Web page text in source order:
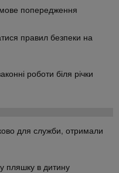
попередження
правил безпеки на
роботи біля річки
для служби, отримали
пляшку в дитину